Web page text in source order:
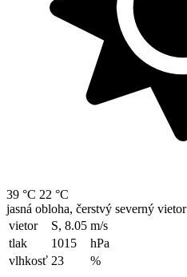
39 °C 22 °C
jasná obloha, čerstvý severný vietor
vietor
S, 8.05 m/s
tlak
1015
hPa
vlhkosť 23 %